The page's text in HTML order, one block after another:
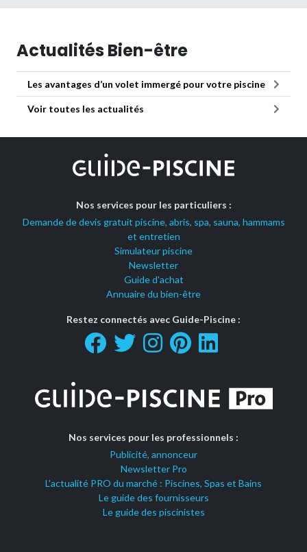
Actualités Bien-être
Les avantages d’un volet immergé pour votre piscine
Voir toutes les actualités
Nos services pour les particuliers :
Demande de devis gratuit piscine, abris, spa, sauna, hammams
et entretien
Simulateur piscine
Newsletter
Guide d'achat
Annuaire du bien-être
Restez connectés avec Guide-Piscine :
Nos services pour les professionnels :
Publicité, annonceur
Newsletter Pro
L'actualité PRO du marché : Piscines, Spas et Bains
Le guide des fournisseurs
Le guide des piscinistes